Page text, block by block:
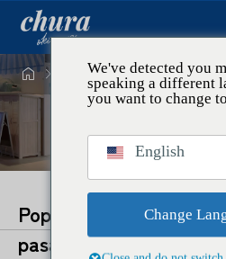
 Pengalaman Seni
Populer di kalangan
pasangan yang sudah
We've detected you
speaking a different
you want to change
English
Change